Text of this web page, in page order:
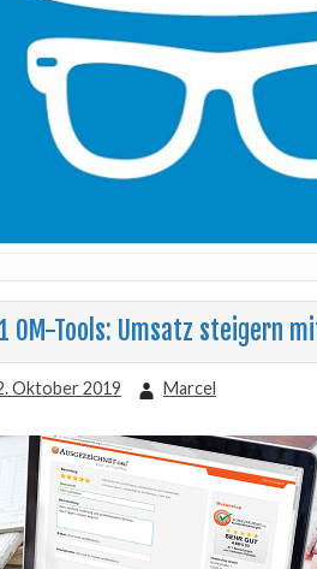
OM-Tools: Umsatz steigern mit
Oktober 2019 Marcel